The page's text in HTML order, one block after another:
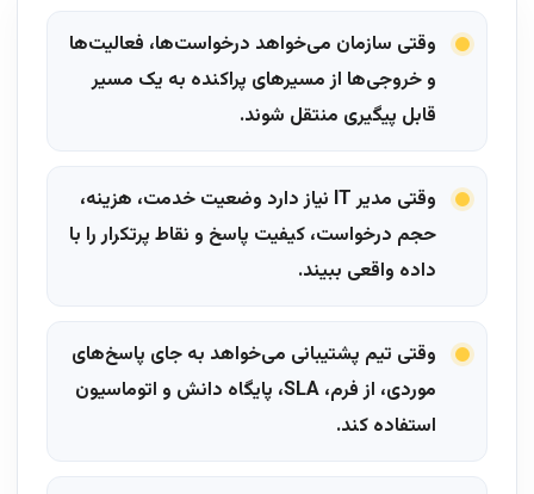
وقتی سازمان می‌خواهد درخواست‌ها، فعالیت‌ها
و خروجی‌ها از مسیرهای پراکنده به یک مسیر
قابل پیگیری منتقل شوند.
وقتی مدیر IT نیاز دارد وضعیت خدمت، هزینه،
حجم درخواست، کیفیت پاسخ و نقاط پرتکرار را با
داده واقعی ببیند.
وقتی تیم پشتیبانی می‌خواهد به جای پاسخ‌های
موردی، از فرم، SLA، پایگاه دانش و اتوماسیون
استفاده کند.